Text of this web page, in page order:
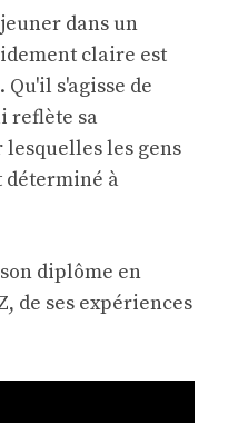
dans un
claire est
s'agisse de
reflète sa
les gens
déterminé à
diplôme en
de ses expériences